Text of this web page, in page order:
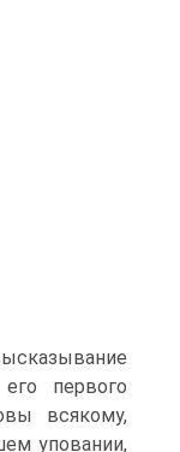
первого
всякому,
уповании,